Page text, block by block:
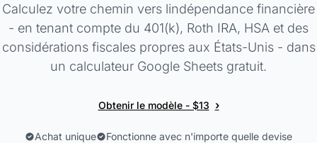
Calculez votre chemin vers lindépendance financière
- en tenant compte du 401(k), Roth IRA, HSA et des
considérations fiscales propres aux États-Unis - dans
un calculateur Google Sheets gratuit.
Obtenir le modèle - $13 ›
Achat unique
Fonctionne avec n'importe quelle devise